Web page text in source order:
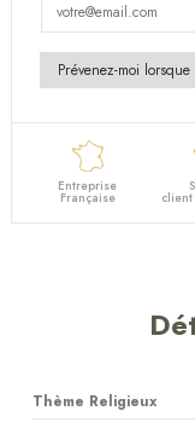
Entreprise
Française
Thème Religieux